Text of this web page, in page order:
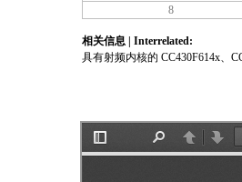
8
相关信息 | Interrelated:
具有射频内核的 CC430F614x、